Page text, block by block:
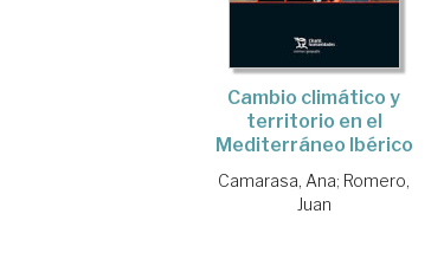
Cambio climático y
territorio en el
Mediterráneo Ibérico
Camarasa, Ana; Romero,
Juan